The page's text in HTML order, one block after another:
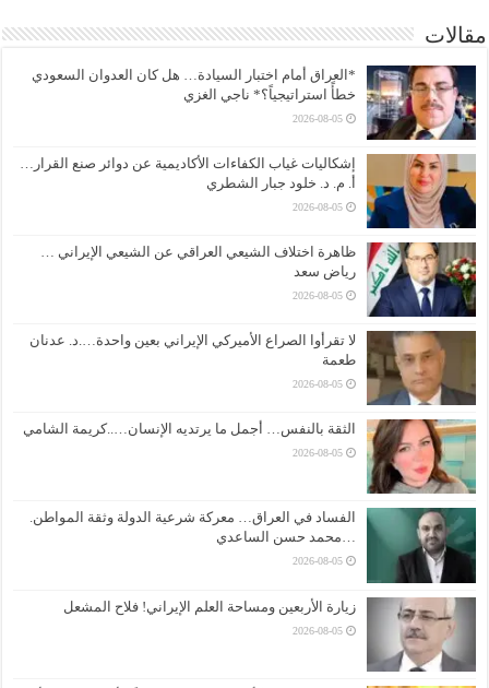
مقالات
*العراق أمام اختبار السيادة… هل كان العدوان السعودي
خطأً استراتيجياً؟* ناجي الغزي
2026-08-05
إشكاليات غياب الكفاءات الأكاديمية عن دوائر صنع القرار…
أ. م. د. خلود جبار الشطري
2026-08-05
ظاهرة اختلاف الشيعي العراقي عن الشيعي الإيراني …
رياض سعد
2026-08-05
لا تقرأوا الصراع الأميركي الإيراني بعين واحدة….د. عدنان
طعمة
2026-08-05
الثقة بالنفس… أجمل ما يرتديه الإنسان…..كريمة الشامي
2026-08-05
الفساد في العراق… معركة شرعية الدولة وثقة المواطن.
…محمد حسن الساعدي
2026-08-05
زيارة الأربعين ومساحة العلم الإيراني! فلاح المشعل
2026-08-05